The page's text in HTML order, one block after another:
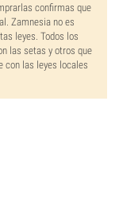
confirmas que
Zamnesia no es
leyes. Todos los
las setas y otros que
con las leyes locales